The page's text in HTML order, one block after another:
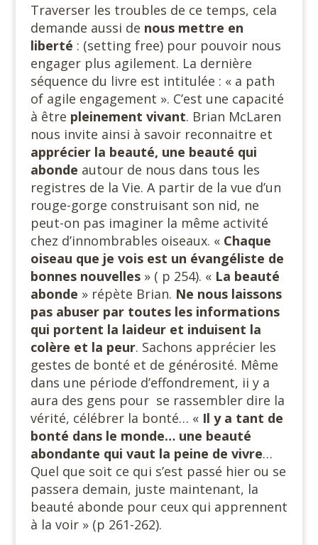
Traverser les troubles de ce temps, cela
demande aussi de nous mettre en
liberté : (setting free) pour pouvoir nous
engager plus agilement. La dernière
séquence du livre est intitulée : « a path
of agile engagement ». C’est une capacité
à être pleinement vivant. Brian McLaren
nous invite ainsi à savoir reconnaitre et
apprécier la beauté, une beauté qui
abonde autour de nous dans tous les
registres de la Vie. A partir de la vue d’un
rouge-gorge construisant son nid, ne
peut-on pas imaginer la même activité
chez d’innombrables oiseaux. « Chaque
oiseau que je vois est un évangéliste de
bonnes nouvelles » ( p 254). « La beauté
abonde » répète Brian. Ne nous laissons
pas abuser par toutes les informations
qui portent la laideur et induisent la
colère et la peur. Sachons apprécier les
gestes de bonté et de générosité. Même
dans une période d’effondrement, ii y a
aura des gens pour se rassembler dire la
vérité, célébrer la bonté… « Il y a tant de
bonté dans le monde… une beauté
abondante qui vaut la peine de vivre…
Quel que soit ce qui s’est passé hier ou se
passera demain, juste maintenant, la
beauté abonde pour ceux qui apprennent
à la voir » (p 261-262).